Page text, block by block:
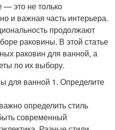
— это не только
и важная часть интерьера.
продолжают
раковины. В этой статье
раковин для ванной, а
по их выбору.
для ванной 1. Определите
определить стиль
современный